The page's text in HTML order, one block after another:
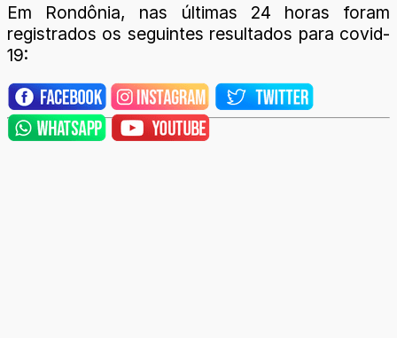
Em Rondônia, nas últimas 24 horas foram
registrados os seguintes resultados para covid-
19: